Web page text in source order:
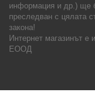
информация и др.) ще
преследван с цялата
закона!
Интернет магазинът е
ЕООД